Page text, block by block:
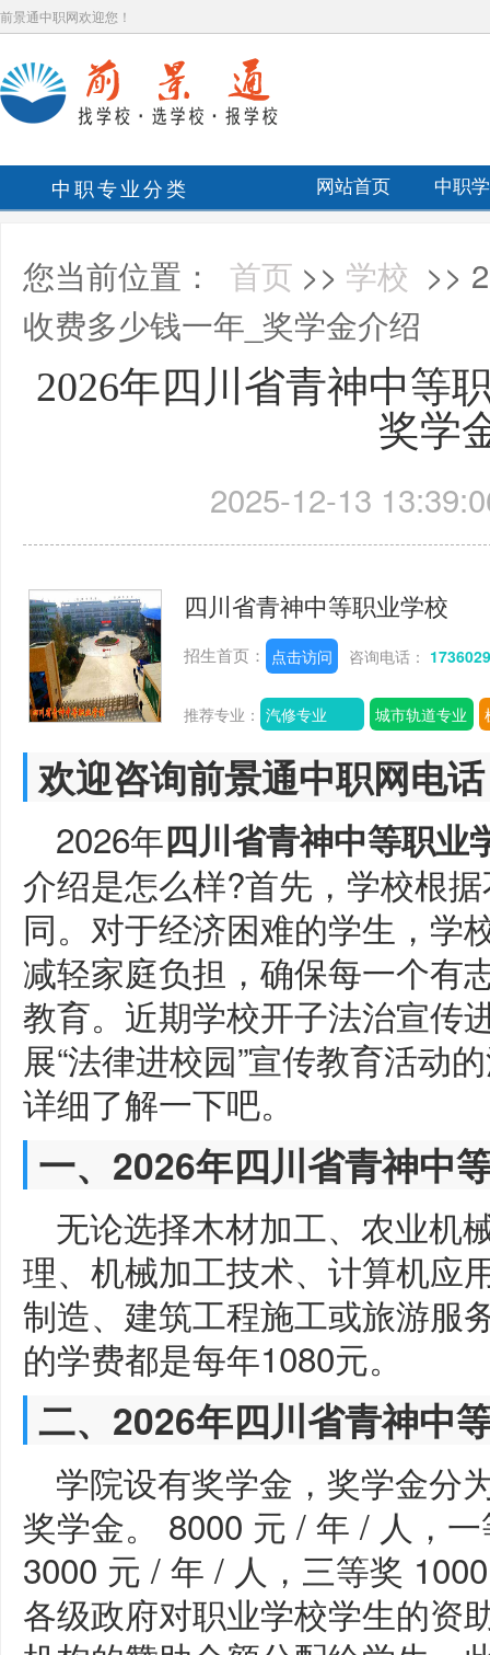
前景通中职网欢迎您！
中职专业分类 网站首页 中职
您当前位置： 首页 >> 学校 >>
收费多少钱一年_奖学金介绍
2026年四川省青神中等
奖学
2025-12-13
四川省青神中等职业学校
招生首页： 点击访问 咨询电话：
推荐专业： 汽修专业 城市轨道专业
欢迎咨询前景通中职网电
2026年四川省青神中等职业
介绍是怎么样?首先，学校根
同。对于经济困难的学生，学
减轻家庭负担，确保每一个有
教育。近期学校开子法治宣传
展“法律进校园”宣传教育活动
详细了解一下吧。
一、2026年四川省青神中
无论选择木材加工、农业机
理、机械加工技术、计算机应
制造、建筑工程施工或旅游服
的学费都是每年1080元。
二、2026年四川省青神中
学院设有奖学金，奖学金分
奖学金。 8000 元 / 年 / 人，
3000 元 / 年 / 人，三等奖
各级政府对职业学校学生的资